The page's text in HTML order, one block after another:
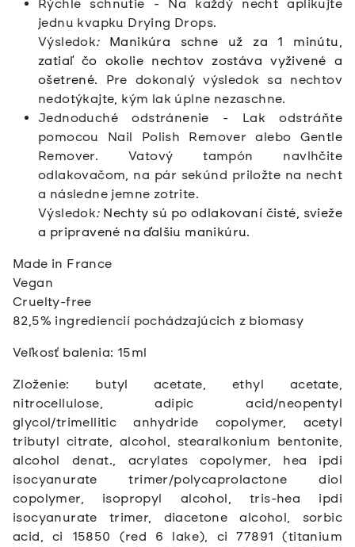
Rýchle schnutie - Na každý necht aplikujte
jednu kvapku Drying Drops.
Výsledok:Manikúra schne už za 1 minútu,
zatiaľ čo okolie nechtov zostáva vyživené a
ošetrené. Pre dokonalý výsledok sa nechtov
nedotýkajte, kým lak úplne nezaschne.
Jednoduché odstránenie - Lak odstráňte
pomocou Nail Polish Remover alebo Gentle
Remover. Vatový tampón navlhčite
odlakovačom, na pár sekúnd priložte na necht
a následne jemne zotrite.
Výsledok:Nechty sú po odlakovaní čisté, svieže
a pripravené na ďalšiu manikúru.
Made in France
Vegan
Cruelty-free
82,5% ingrediencií pochádzajúcich z biomasy
Veľkosť balenia: 15ml
Zloženie: butyl acetate, ethyl acetate,
nitrocellulose, adipic acid/neopentyl
glycol/trimellitic anhydride copolymer, acetyl
tributyl citrate, alcohol, stearalkonium bentonite,
alcohol denat., acrylates copolymer, hea ipdi
isocyanurate trimer/polycaprolactone diol
copolymer, isopropyl alcohol, tris-hea ipdi
isocyanurate trimer, diacetone alcohol, sorbic
acid, ci 15850 (red 6 lake), ci 77891 (titanium